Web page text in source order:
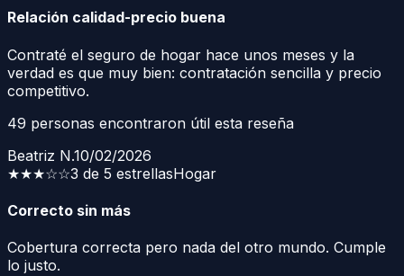
Relación calidad-precio buena
Contraté el seguro de hogar hace unos meses y la
verdad es que muy bien: contratación sencilla y precio
competitivo.
49 personas encontraron útil esta reseña
Beatriz N.10/02/2026
★★★☆☆3 de 5 estrellasHogar
Correcto sin más
Cobertura correcta pero nada del otro mundo. Cumple
lo justo.